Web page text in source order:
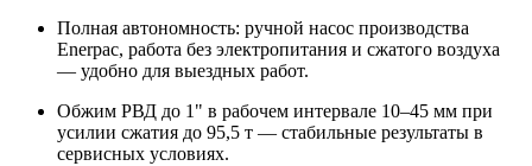
Полная автономность: ручной насос производства
Enerpac, работа без электропитания и сжатого воздуха
— удобно для выездных работ.
Обжим РВД до 1" в рабочем интервале 10–45 мм при
усилии сжатия до 95,5 т — стабильные результаты в
сервисных условиях.